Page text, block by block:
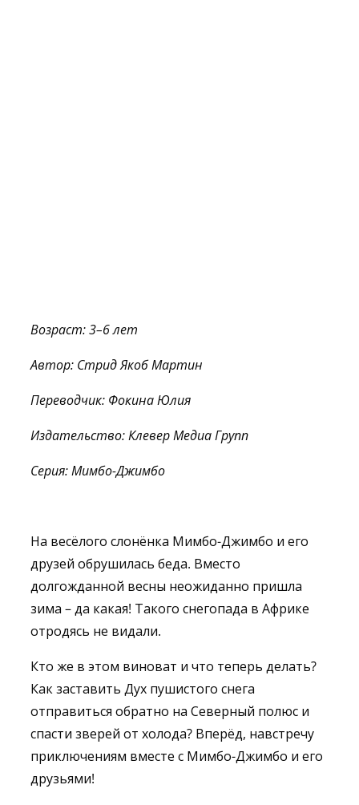
Возраст: 3–6 лет
Автор: Стрид Якоб Мартин
Переводчик: Фокина Юлия
Издательство: Клевер Медиа Групп
Серия: Мимбо-Джимбо
На весёлого слонёнка Мимбо-Джимбо и его
друзей обрушилась беда. Вместо
долгожданной весны неожиданно пришла
зима – да какая! Такого снегопада в Африке
отродясь не видали.
Кто же в этом виноват и что теперь делать?
Как заставить Дух пушистого снега
отправиться обратно на Северный полюс и
спасти зверей от холода? Вперёд, навстречу
приключениям вместе с Мимбо-Джимбо и его
друзьями!